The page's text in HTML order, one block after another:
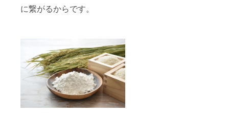
に繋がるからです。